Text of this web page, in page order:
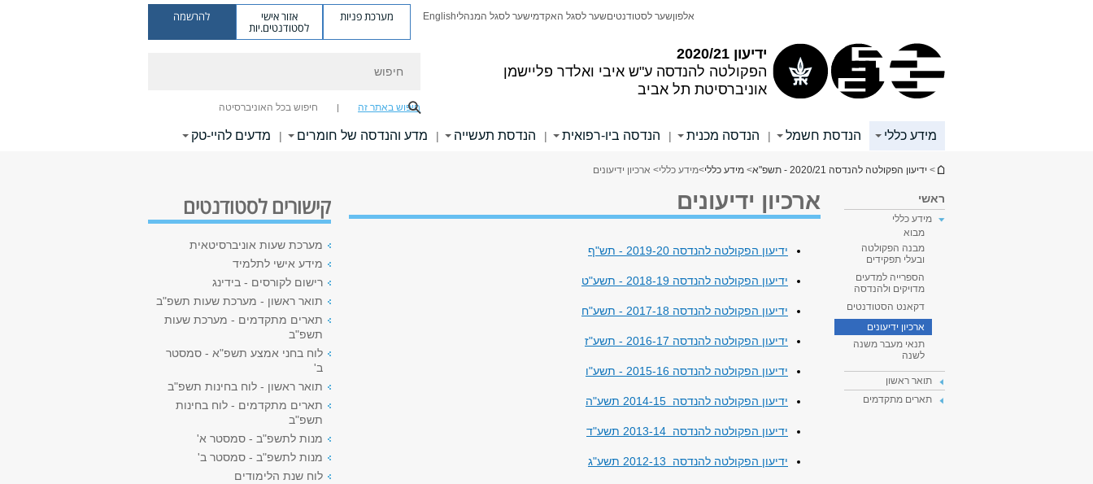
ידיעון 2020/21
הפקולטה להנדסה ע"ש איבי ואלדר פליישמן
אוניברסיטת תל אביב
אלפוןשער לסטודנטיםשער לסגל האקדמישער לסגל המנהליEnglish מערכת פניות אזור אישי
לסטודנטים.יות
להרשמה
חיפוש באתר זה חיפוש בכל האוניברסיטה
מידע כללי הנדסת חשמל | הנדסה מכנית | הנדסה ביו-רפואית | הנדסת תעשייה | מדע והנדסה של חומרים | מדעים להיי-טק
הינך נמצא כאן
> ידיעון הפקולטה להנדסה 2020/21 - תשפ"א > מידע כללי>מידע כללי> ארכיון ידיעונים
ראשי
מידע כללי
מבוא
מבנה הפקולטה
ובעלי תפקידים
הספרייה למדעים
מדויקים ולהנדסה
דקאנט הסטודנטים
ארכיון ידיעונים
תנאי מעבר משנה
לשנה
תואר ראשון
תארים מתקדמים
ארכיון ידיעונים
ידיעון הפקולטה להנדסה 2019-20 - תש"ף
ידיעון הפקולטה להנדסה 2018-19 - תשע"ט
ידיעון הפקולטה להנדסה 2017-18 - תשע"ח
ידיעון הפקולטה להנדסה 2016-17 - תשע"ז
ידיעון הפקולטה להנדסה 2015-16 - תשע"ו
ידיעון הפקולטה להנדסה 2014-15 תשע"ה
ידיעון הפקולטה להנדסה 2013-14 תשע"ד
ידיעון הפקולטה להנדסה 2012-13 תשע"ג
קישורים לסטודנטים
מערכת שעות אוניברסיטאית
מידע אישי לתלמיד
רישום לקורסים - בידינג
תואר ראשון - מערכת שעות תשפ"ב
תארים מתקדמים - מערכת שעות
תשפ"ב
לוח בחני אמצע תשפ"א - סמסטר
ב'
תואר ראשון - לוח בחינות תשפ"ב
תארים מתקדמים - לוח בחינות
תשפ"ב
מנות לתשפ"ב - סמסטר א'
מנות לתשפ"ב - סמסטר ב'
לוח שנת הלימודים